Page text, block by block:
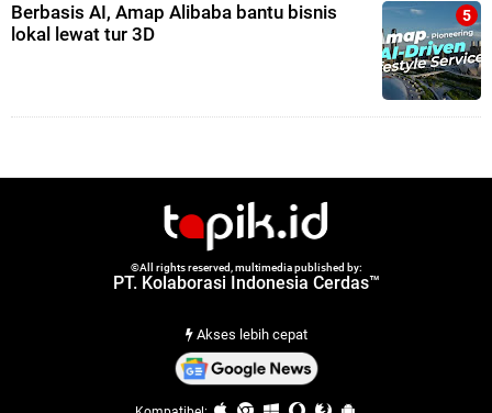
Berbasis AI, Amap Alibaba bantu bisnis
lokal lewat tur 3D
©All rights reserved, multimedia published by:
PT. Kolaborasi Indonesia Cerdas™
Akses lebih cepat